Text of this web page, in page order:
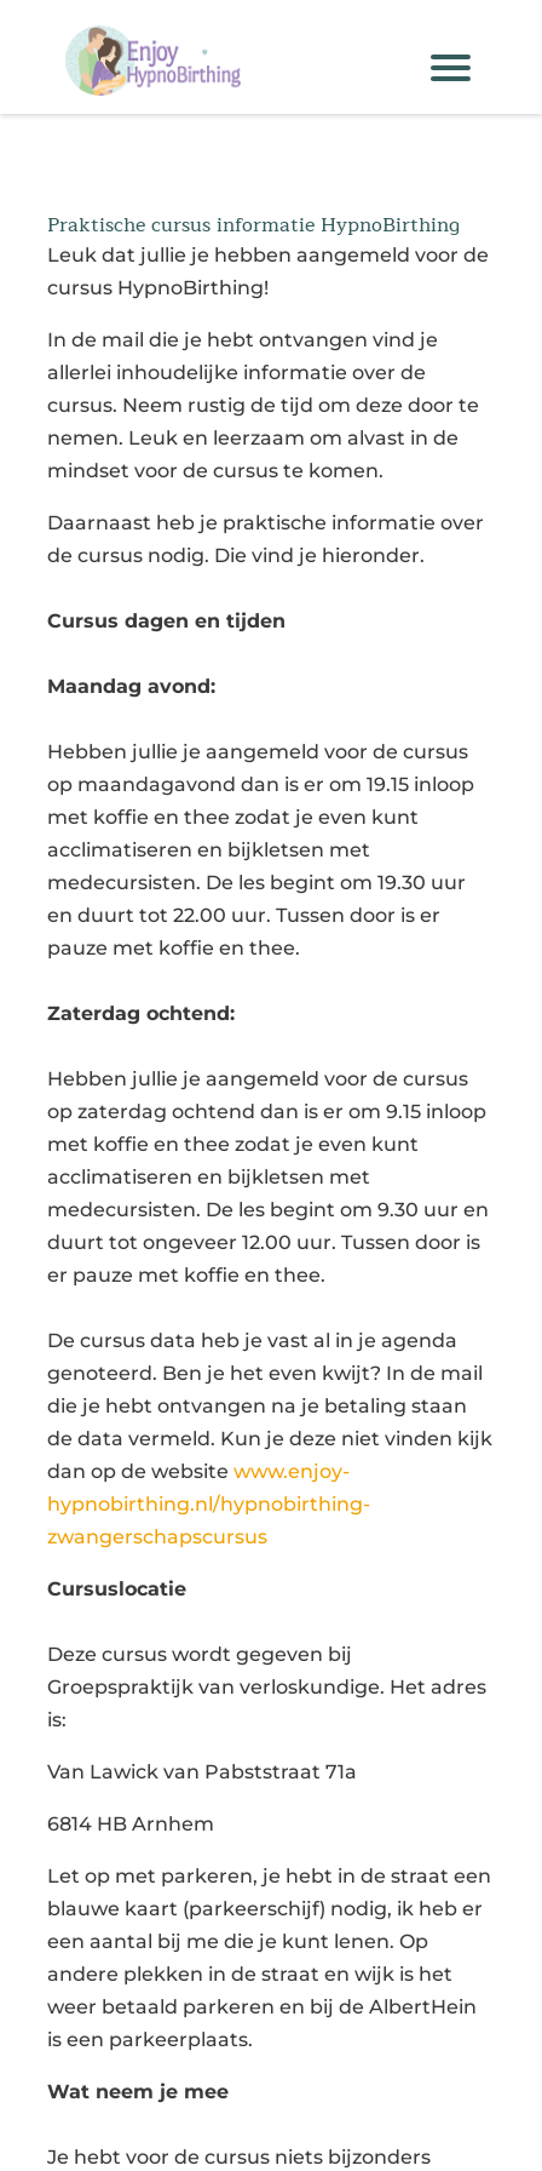
Praktische cursus informatie HypnoBirthing
Leuk dat jullie je hebben aangemeld voor de
cursus HypnoBirthing!
In de mail die je hebt ontvangen vind je
allerlei inhoudelijke informatie over de
cursus. Neem rustig de tijd om deze door te
nemen. Leuk en leerzaam om alvast in de
mindset voor de cursus te komen.
Daarnaast heb je praktische informatie over
de cursus nodig. Die vind je hieronder.
Cursus dagen en tijden
Maandag avond:
Hebben jullie je aangemeld voor de cursus
op maandagavond dan is er om 19.15 inloop
met koffie en thee zodat je even kunt
acclimatiseren en bijkletsen met
medecursisten. De les begint om 19.30 uur
en duurt tot 22.00 uur. Tussen door is er
pauze met koffie en thee.
Zaterdag ochtend:
Hebben jullie je aangemeld voor de cursus
op zaterdag ochtend dan is er om 9.15 inloop
met koffie en thee zodat je even kunt
acclimatiseren en bijkletsen met
medecursisten. De les begint om 9.30 uur en
duurt tot ongeveer 12.00 uur. Tussen door is
er pauze met koffie en thee.
De cursus data heb je vast al in je agenda
genoteerd. Ben je het even kwijt? In de mail
die je hebt ontvangen na je betaling staan
de data vermeld. Kun je deze niet vinden kijk
dan op de website www.enjoy-
hypnobirthing.nl/hypnobirthing-
zwangerschapscursus
Cursuslocatie
Deze cursus wordt gegeven bij
Groepspraktijk van verloskundige. Het adres
is:
Van Lawick van Pabststraat 71a
6814 HB Arnhem
Let op met parkeren, je hebt in de straat een
blauwe kaart (parkeerschijf) nodig, ik heb er
een aantal bij me die je kunt lenen. Op
andere plekken in de straat en wijk is het
weer betaald parkeren en bij de AlbertHein
is een parkeerplaats.
Wat neem je mee
Je hebt voor de cursus niets bijzonders